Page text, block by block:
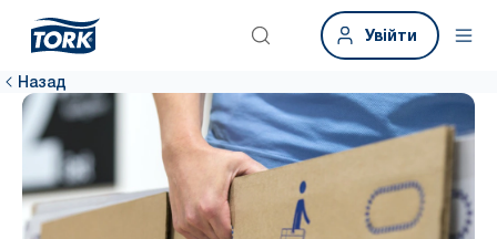
Увійти
Назад